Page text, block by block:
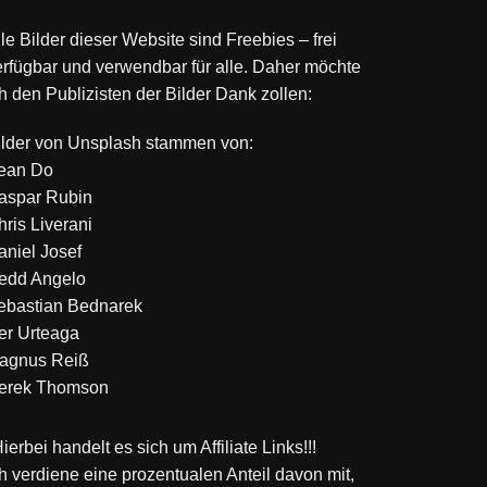
Bilder dieser Website sind Freebies – frei
und verwendbar für alle. Daher möchte
den Publizisten der Bilder Dank zollen:
von Unsplash stammen von:
Do
Rubin
Liverani
Josef
Angelo
Bednarek
Urteaga
Reiß
Thomson
handelt es sich um Affiliate Links!!!
verdiene eine prozentualen Anteil davon mit,